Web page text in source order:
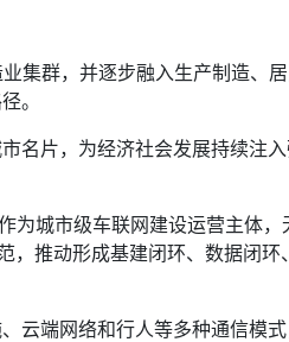
群，并逐步融入生产制造、
。
片，为经济社会发展持续注
城市级车联网建设运营主体，
推动形成基建闭环、数据闭
端网络和行人等多种通信模式